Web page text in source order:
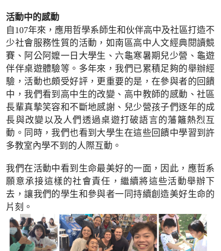
活動中的感動
自107年來，應用哲學系師生和伙伴高中及社區打造不
少社會服務性質的活動，如南區高中人文經典閱讀競
賽、阿公阿嬤一日大學生、六龜寒暑期兒少營、龜遊
伴伴桌遊體驗等。多年來，我們已累積足夠的舉辦經
驗，活動也頗受好評，更重要的是，在參與者的回饋
中，我們看到高中生的改變、高中教師的感動、社區
長輩真摰笑容和不斷地感謝、兒少營孩子們逐年的成
長與改變以及人們透過桌遊打破語言的藩籬熱烈互
動。同時，我們也看到大學生在這些回饋中學習到許
多教室內學不到的人際互動。
我們在活動中看到生命最美好的一面，因此，應哲系
願意承接這樣的社會責任，繼續將這些活動舉辦下
去，讓我們的學生和參與者一同持續創造美好生命的
片刻。